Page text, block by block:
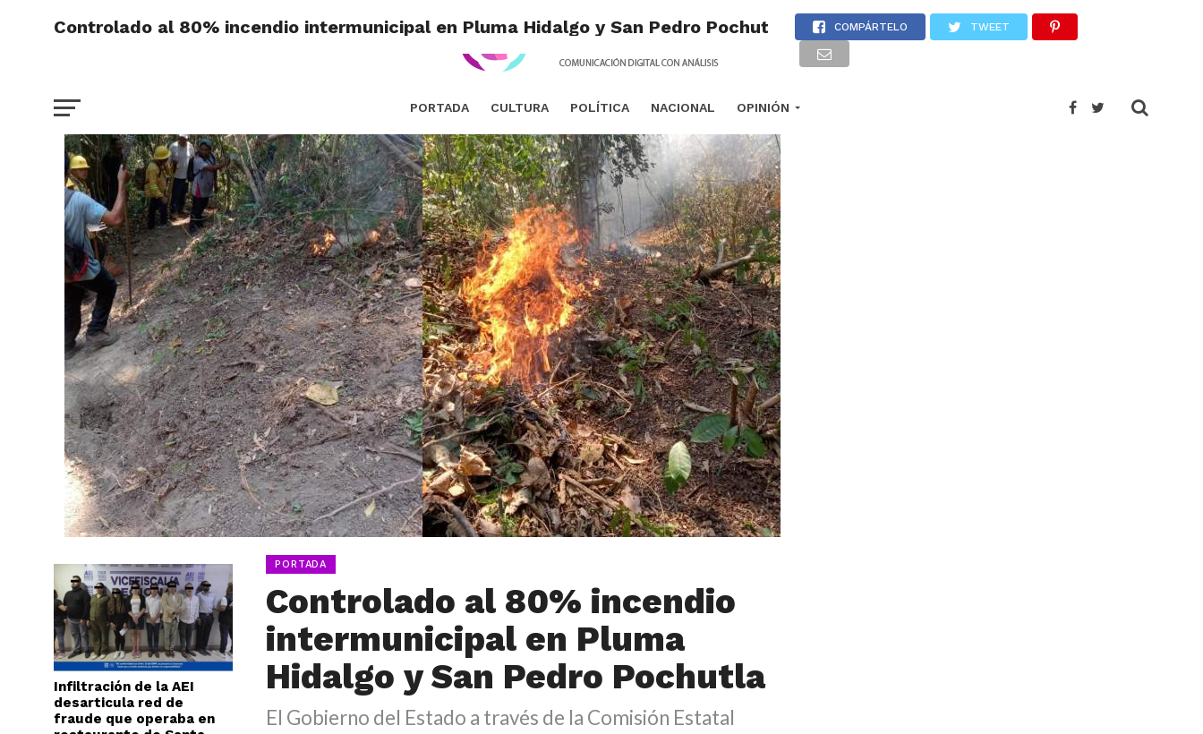
PORTADA CULTURA POLÍTICA NACIONAL OPINIÓN
Controlado al 80% incendio intermunicipal en Pluma Hidalgo y San Pedro Pochutla COMPÁRTELO TWEET
Infiltración de la AEI
desarticula red de
fraude que operaba en
PORTADA
Controlado al 80% incendio
intermunicipal en Pluma
Hidalgo y San Pedro Pochutla
El Gobierno del Estado a través de la Comisión Estatal